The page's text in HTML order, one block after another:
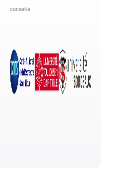
conseillé